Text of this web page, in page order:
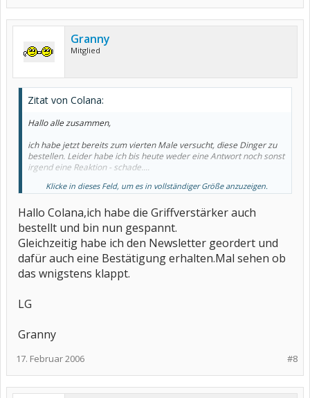
Granny
Mitglied
Zitat von Colana:
Hallo alle zusammen,
ich habe jetzt bereits zum vierten Male versucht, diese Dinger zu
bestellen. Leider habe ich bis heute weder eine Antwort noch sonst
irgend eine Reaktion - schade....
Liebe Grüße
Klicke in dieses Feld, um es in vollständiger Größe anzuzeigen.
Hallo Colana,ich habe die Griffverstärker auch
bestellt und bin nun gespannt.
Gleichzeitig habe ich den Newsletter geordert und
dafür auch eine Bestätigung erhalten.Mal sehen ob
das wnigstens klappt.
LG
Granny
#8
17. Februar 2006